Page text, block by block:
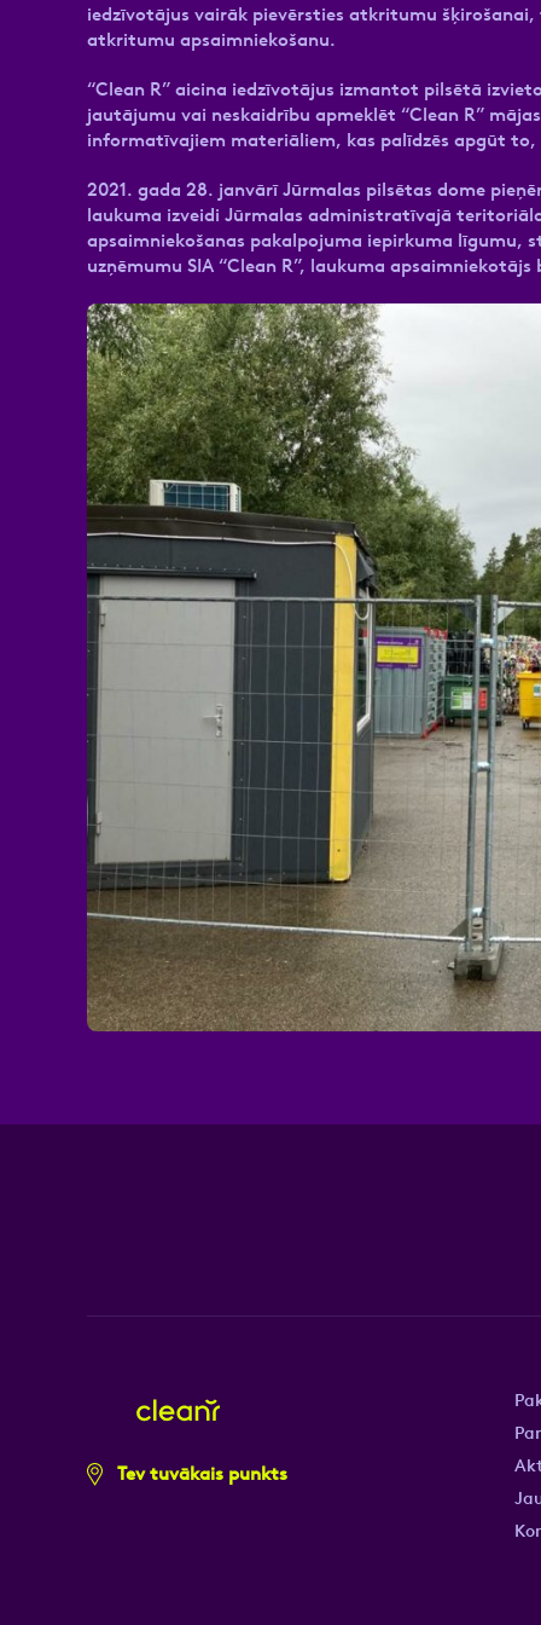
iedzīvotājus vairāk pievērsties atkritumu
atkritumu apsaimniekošanu.
“Clean R” aicina iedzīvotājus izmantot pilsētā
jautājumu vai neskaidrību apmeklēt “Clean R”
informatīvajiem materiāliem, kas palīdzēs apgūt
2021. gada 28. janvārī Jūrmalas pilsētas dome
laukuma izveidi Jūrmalas administratīvajā
apsaimniekošanas pakalpojuma iepirkuma līgumu,
uzņēmumu SIA “Clean R”, laukuma apsaimniekotājs
Tev tuvākais punkts